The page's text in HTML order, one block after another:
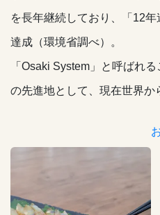
を長年継続しており、「12
達成（環境省調べ）。
「Osaki System」と呼ばれ
の先進地として、現在世界か